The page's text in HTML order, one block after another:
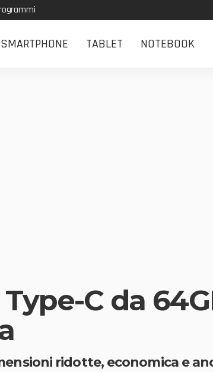
SMARTPHONE TABLET NOTEBOOK
C da
ridotte, economica e